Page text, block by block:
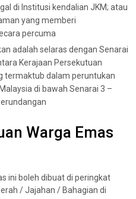
di Institusi kendalian JKM; atau
yang memberi
percuma
adalah selaras dengan Senarai
Kerajaan Persekutuan
termaktub dalam peruntukan
di bawah Senarai 3 –
Warga Emas
ini boleh dibuat di peringkat
/ Jajahan / Bahagian di